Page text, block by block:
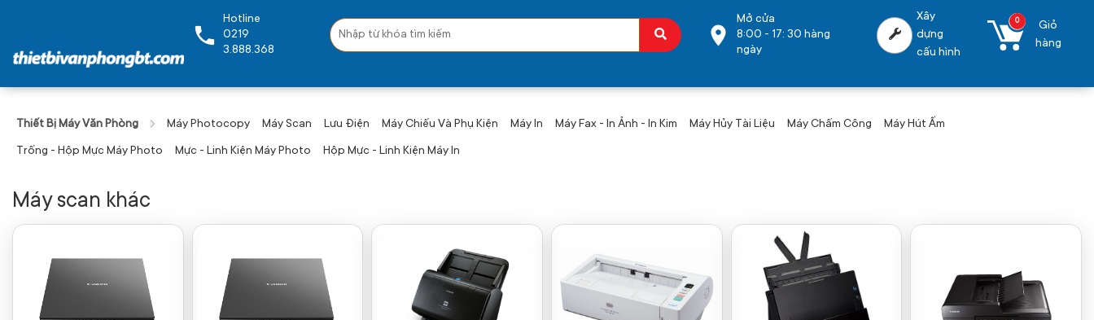
Hotline
0219
3.888.368
Mở cửa
8:00 - 17: 30 hàng
ngày
Xây
dựng
cấu hình
0
Giỏ
hàng
Thiết Bị Máy Văn Phòng Máy Photocopy Máy Scan Lưu Điện Máy Chiếu Và Phụ Kiện Máy In Máy Fax - In Ảnh - In Kim Máy Hủy Tài Liệu Máy Chấm Công Máy Hút Ấm
Trống - Hộp Mực Máy Photo Mực - Linh Kiện Máy Photo Hộp Mực - Linh Kiện Máy In
Máy scan khác